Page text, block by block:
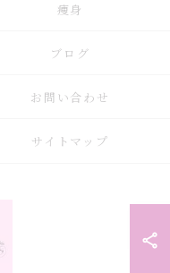
痩身
ブログ
お問い合わせ
サイトマップ